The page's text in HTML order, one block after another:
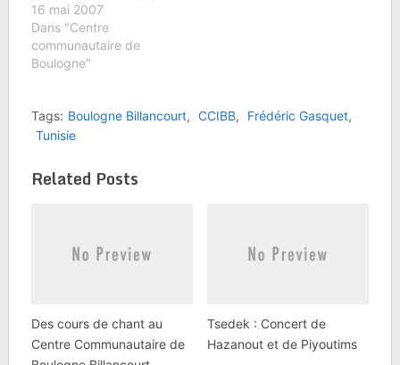
l'espace communautaire
de la Synagogue, nous
célébrerons les 40 ans
de l'unité retrouvée de
soirée de Chira
Betsibour, au cours de
chanterons ensemble
des chants sur…
16 mai 2007
Dans "Centre
communautaire de
Boulogne"
Tags: Boulogne Billancourt, CCIBB, Frédéric Gasquet,
Tunisie
Related Posts
Des cours de chant au
Centre Communautaire de
Tsedek : Concert de
Hazanout et de Piyoutims